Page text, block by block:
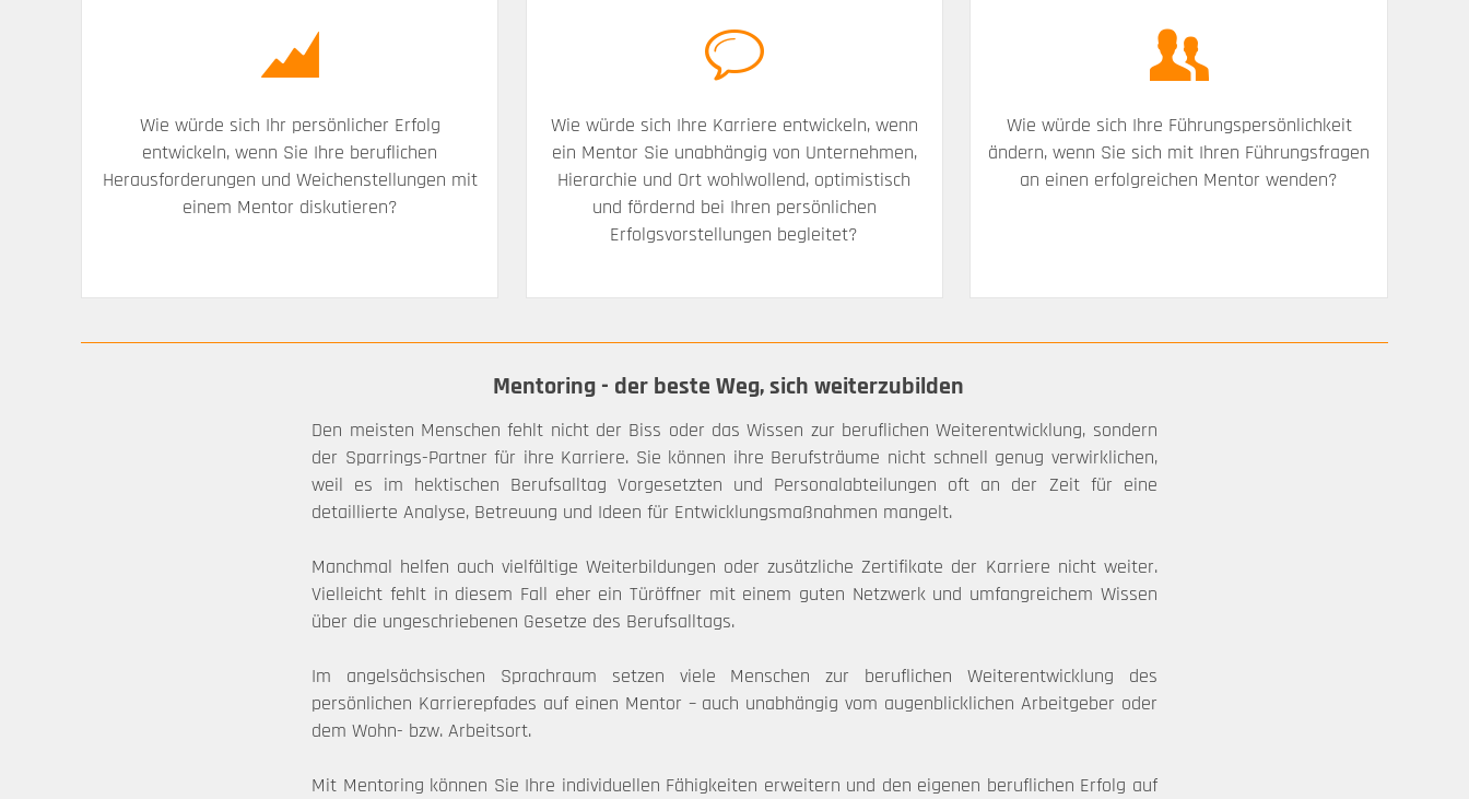
Wie würde sich Ihr persönlicher Erfolg
entwickeln, wenn Sie Ihre beruflichen
Herausforderungen und Weichenstellungen mit
einem Mentor diskutieren?
Wie würde sich Ihre Karriere entwickeln, wenn
ein Mentor Sie unabhängig von Unternehmen,
Hierarchie und Ort wohlwollend, optimistisch
und fördernd bei Ihren persönlichen
Erfolgsvorstellungen begleitet?
Wie würde sich Ihre Führungspersönlichkeit
ändern, wenn Sie sich mit Ihren Führungsfragen
an einen erfolgreichen Mentor wenden?
Mentoring - der beste Weg, sich weiterzubilden
Den meisten Menschen fehlt nicht der Biss oder das Wissen zur beruflichen Weiterentwicklung, sondern
der Sparrings-Partner für ihre Karriere. Sie können ihre Berufsträume nicht schnell genug verwirklichen,
weil es im hektischen Berufsalltag Vorgesetzten und Personalabteilungen oft an der Zeit für eine
detaillierte Analyse, Betreuung und Ideen für Entwicklungsmaßnahmen mangelt.
Manchmal helfen auch vielfältige Weiterbildungen oder zusätzliche Zertifikate der Karriere nicht weiter.
Vielleicht fehlt in diesem Fall eher ein Türöffner mit einem guten Netzwerk und umfangreichem Wissen
über die ungeschriebenen Gesetze des Berufsalltags.
Im angelsächsischen Sprachraum setzen viele Menschen zur beruflichen Weiterentwicklung des
persönlichen Karrierepfades auf einen Mentor – auch unabhängig vom augenblicklichen Arbeitgeber oder
dem Wohn- bzw. Arbeitsort.
Mit Mentoring können Sie Ihre individuellen Fähigkeiten erweitern und den eigenen beruflichen Erfolg auf